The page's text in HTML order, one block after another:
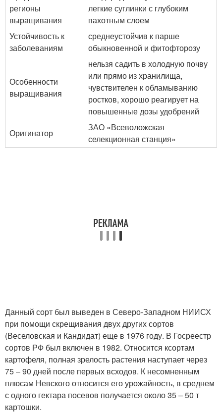
регионы
выращивания
легкие суглинки с глубоким
пахотным слоем
Устойчивость к
заболеваниям
среднеустойчив к парше
обыкновенной и фитофторозу
Особенности
выращивания
нельзя садить в холодную почву
или прямо из хранилища,
чувствителен к обламыванию
ростков, хорошо реагирует на
повышенные дозы удобрений
Оригинатор
ЗАО «Всеволожская
селекционная станция»
Данный сорт был выведен в Северо-Западном НИИСХ
при помощи скрещивания двух других сортов
(Веселовская и Кандидат) еще в 1976 году. В Госреестр
сортов РФ был включен в 1982. Относится ксортам
картофеля, полная зрелость растения наступает через
75 – 90 дней после первых всходов. К несомненным
плюсам Невского относится его урожайность, в среднем
с одного гектара посевов получается около 35 – 50 т
картошки.